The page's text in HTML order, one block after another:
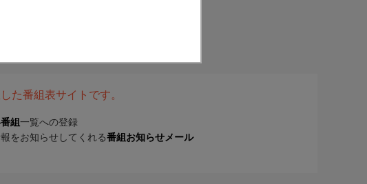
た番組表サイトです。
組一覧への登録
をお知らせしてくれる番組お知らせメール